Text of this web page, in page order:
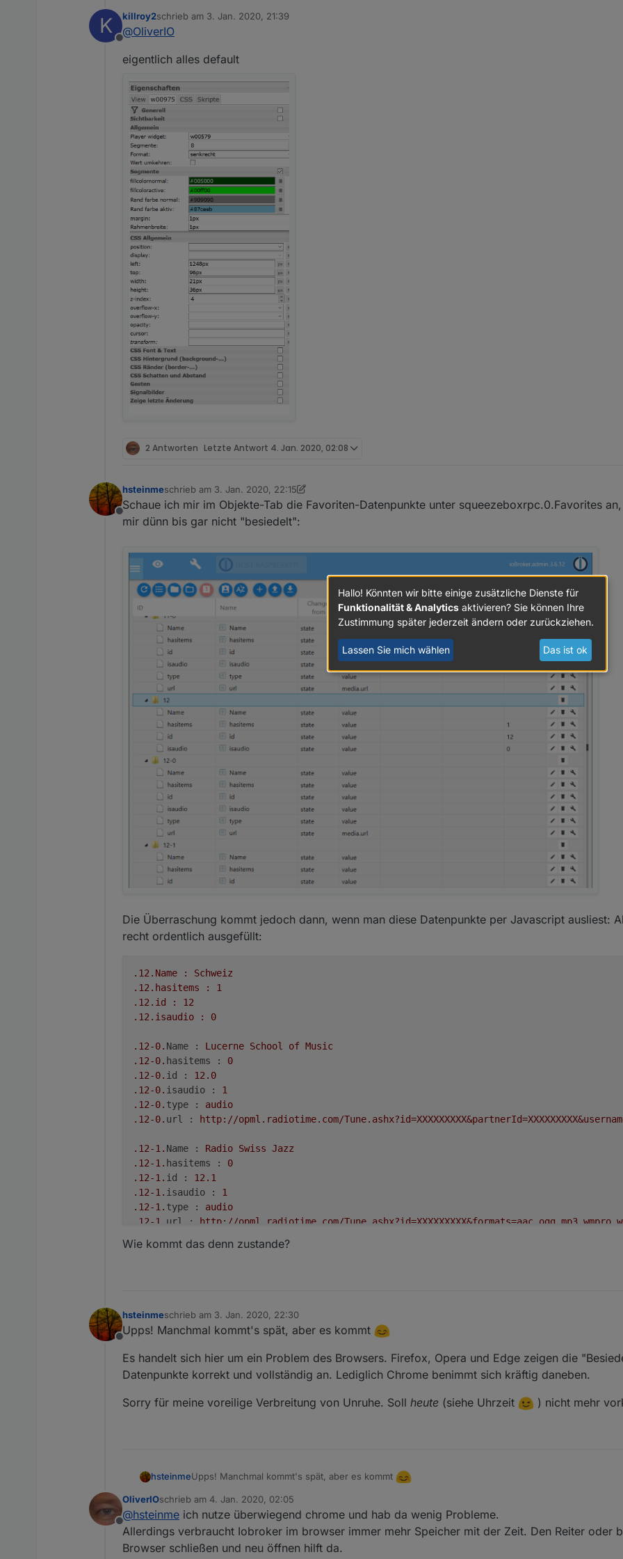
K
Offline
killroy2schrieb am 3. Jan. 2020, 21:39
zuletzt editiert von
@OliverIO
eigentlich alles default
2 Antworten Letzte Antwort 4. Jan. 2020, 02:08
Offline
hsteinmeschrieb am 3. Jan. 2020, 22:15
zuletzt editiert von hsteinme 1. März 2020, 23:16
Schaue ich mir im Objekte-Tab die Favoriten-Datenpunkte unter squeezeboxrpc.0.Favorites
mir dünn bis gar nicht "besiedelt":
Die Überraschung kommt jedoch dann, wenn man diese Datenpunkte per Javascript ausliest:
recht ordentlich ausgefüllt:
.12 .Name :
Schweiz
.12 .hasitems :
1
.12 .id :
12
.12 .isaudio : 0
.12-0. Name : Lucerne School of Music
.12-0. hasitems :
0
.12-0. id :
12.0
.12-0. isaudio :
1
.12-0. type :
audio
.12-0. url : http://opml.radiotime.com/
.12-1. Name : Radio Swiss Jazz
.12-1. hasitems :
0
.12-1. id :
12.1
.12-1. isaudio :
1
.12-1. type :
audio
.12-1. url : http://opml.radiotime.com/
.12-2.Name : Radio Swiss Public
.12
type :
audio
-2. url : http://www.swissradio.ch/streams/6054.m3u
.12 -3. Name : RTS Espace
.12 -3.id :
12.3
-3. isaudio :
.12
Wie kommt das denn zustande?
Offline
hsteinmeschrieb am 3. Jan. 2020, 22:30
zuletzt editiert von
Upps! Manchmal kommt's spät, aber es kommt
Es handelt sich hier um ein Problem des Browsers. Firefox, Opera und Edge zeigen die
Datenpunkte korrekt und vollständig an. Lediglich Chrome benimmt sich kräftig daneben.
Sorry für meine voreilige Verbreitung von Unruhe. Soll heute (siehe Uhrzeit ) nicht mehr
hsteinmeUpps! Manchmal kommt's spät, aber es kommt
Es handelt sich hier um ein Problem des Browsers. Firefox, Opera und Edge zeigen die
korrekt und vollständig an. Lediglich Chrome benimmt sich kräftig daneben.
Sorry für meine voreilige Verbreitung von Unruhe. Sollheute(siehe Uhrzeit ) nicht mehr
Offline
OliverIOschrieb am 4. Jan. 2020, 02:05
zuletzt editiert von
@hsteinme ich nutze überwiegend chrome und hab da wenig Probleme.
Allerdings verbraucht Iobroker im browser immer mehr Speicher mit der Zeit. Den Reiter oder
Browser schließen und neu öffnen hilft da.
Hallo! Könnten wir bitte einige zusätzliche Dienste für
Funktionalität & Analytics aktivieren? Sie können Ihre
Zustimmung später jederzeit ändern oder zurückziehen.
Lassen Sie mich wählen Das ist ok